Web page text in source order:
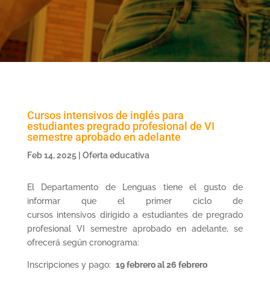
Cursos intensivos de inglés para
estudiantes pregrado profesional de VI
semestre aprobado en adelante
Feb 14, 2025| Oferta educativa
El Departamento de Lenguas tiene el gusto de
informar que el primer ciclo de
cursos intensivos dirigido a estudiantes de pregrado
profesional VI semestre aprobado en adelante, se
ofrecerá según cronograma:
Inscripciones y pago: 19 febrero al 26 febrero